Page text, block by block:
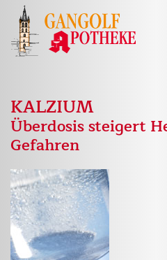
KALZIUM
Überdosis steigert
Gefahren